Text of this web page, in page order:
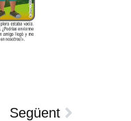
Següent